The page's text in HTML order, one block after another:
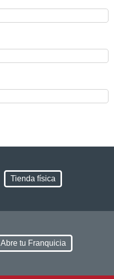
Tienda física
Abre tu Franquicia